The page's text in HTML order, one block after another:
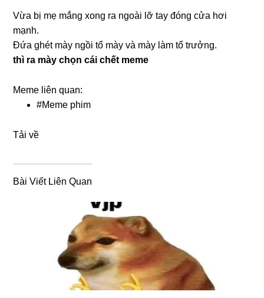
Vừa bị mẹ mắng xong ra ngoài lỡ tay đóng cửa hơi
mạnh.
Đứa ghét mày ngồi tổ mày và mày làm tổ trưởng.
thì ra mày chọn cái chết meme
Meme liên quan:
#Meme phim
Tải về
Bài Viết Liên Quan